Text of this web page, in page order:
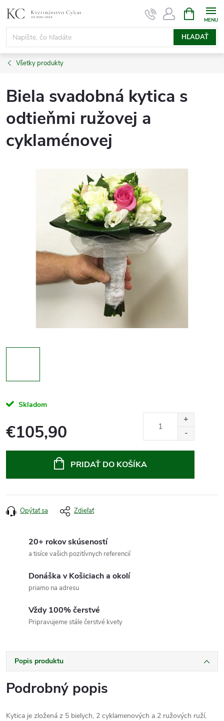
na
obsah
HĽADAŤ
KOŠÍK
Všetky produkty
Biela svadobná kytica s
odtieňmi ružovej a
cyklaménovej
Skladom
€105,90
PRIDAŤ DO KOŠÍKA
Opýtať sa Zdieľať
20+ rokov skúseností
a tisíce vašich pozitívnych referencií
Donáška v Košiciach a okolí
priamo na adresu
Vždy 100% čerstvé
Pripravujeme stále čerstvé kvety
Popis produktu
Podrobný popis
Kytica je zložená z 5 bielych, 2 cyklamenových a 2 ružových ruží,